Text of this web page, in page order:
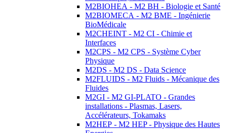
M2BIOHEA - M2 BH - Biologie et Santé
M2BIOMECA - M2 BME - Ingénierie
BioMédicale
M2CHEINT - M2 CI - Chimie et
Interfaces
M2CPS - M2 CPS - Système Cyber
Physique
M2DS - M2 DS - Data Science
M2FLUIDS - M2 Fluids - Mécanique des
Fluides
M2GI - M2 GI-PLATO - Grandes
installations - Plasmas, Lasers,
Accélérateurs, Tokamaks
M2HEP - M2 HEP - Physique des Hautes